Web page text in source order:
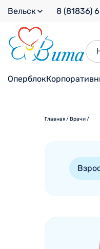
Вельск 8 (81836)
Оперблок
Главная/Врачи/